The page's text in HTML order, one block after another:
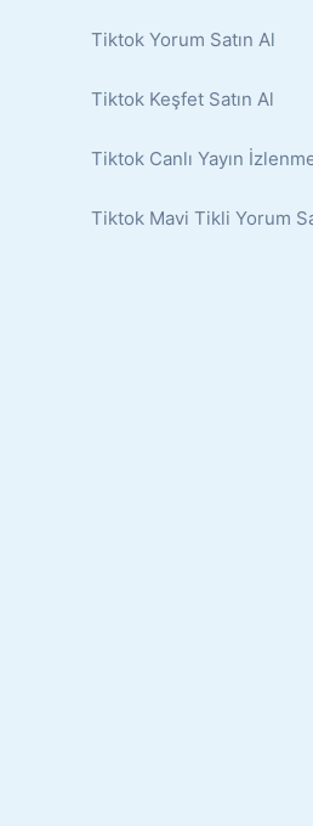
Tiktok Yorum Satın Al
Tiktok Keşfet Satın Al
Tiktok Canlı Yayın
Tiktok Mavi Tikli Yorum